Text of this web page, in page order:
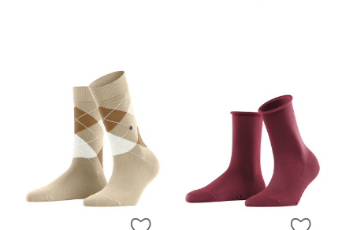
ZUR WUNSCHLISTE HINZUFÜGEN
ZUR